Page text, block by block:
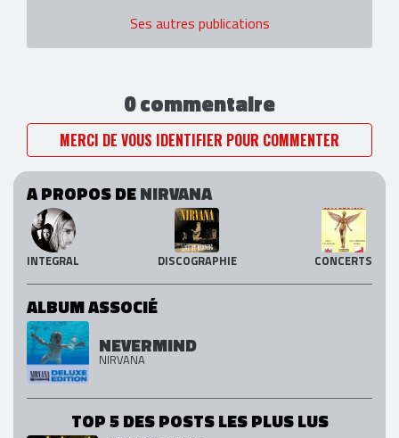
Ses autres publications
0 commentaire
MERCI DE VOUS IDENTIFIER POUR COMMENTER
A PROPOS DENIRVANA
INTEGRAL DISCOGRAPHIE CONCERTS
ALBUM ASSOCIÉ
NEVERMIND
NIRVANA
TOP 5 DES POSTS LES PLUS LUS